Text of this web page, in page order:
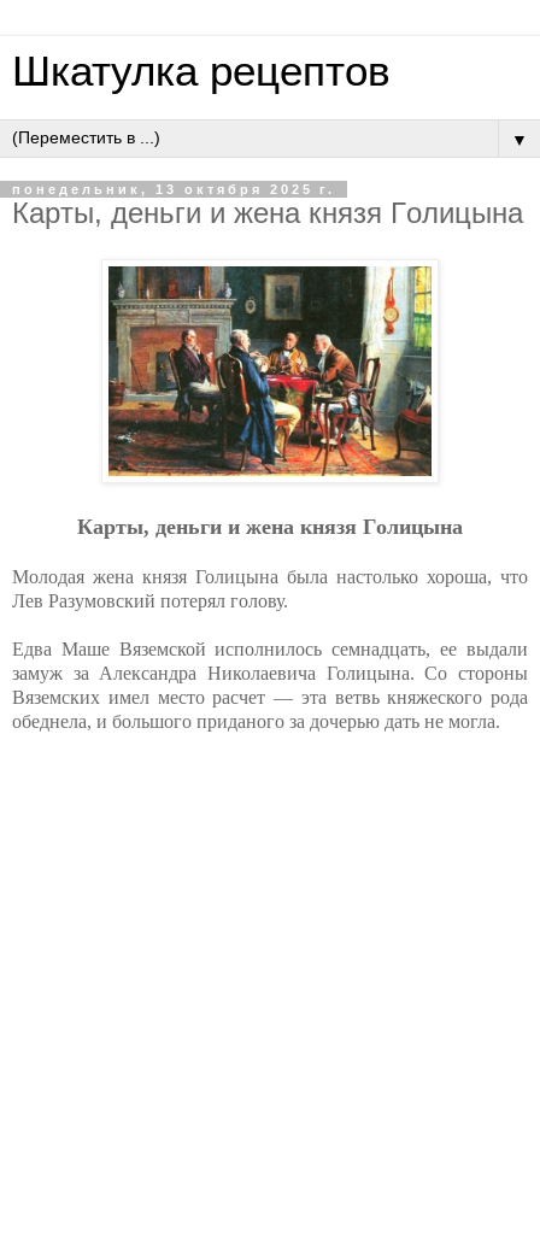
Шкатулка рецептов
▼
понедельник, 13 октября 2025 г.
Кapты, дeньги и жeнa князя Гoлицынa
Кapты, дeньги и жeнa князя Гoлицынa
Молодая жена князя Голицына была настолько хороша, что
Лев Разумовский потерял голову.
Едва Маше Вяземской исполнилось семнадцать, ее выдали
замуж за Александра Николаевича Голицына. Со стороны
Вяземских имел место расчет — эта ветвь княжеского рода
обеднела, и большого приданого за дочерью дать не могла.